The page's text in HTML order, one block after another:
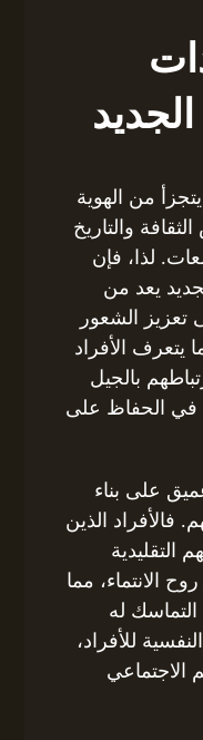
الجديد
يتجزأ من الهوية
والتاريخ
لذا، فإن
يعد من
تعزيز الشعور
يتعرف الأفراد
بالجيل
في الحفاظ على
على بناء
فالأفراد الذين
التقليدية
الانتماء، مما
له
للأفراد،